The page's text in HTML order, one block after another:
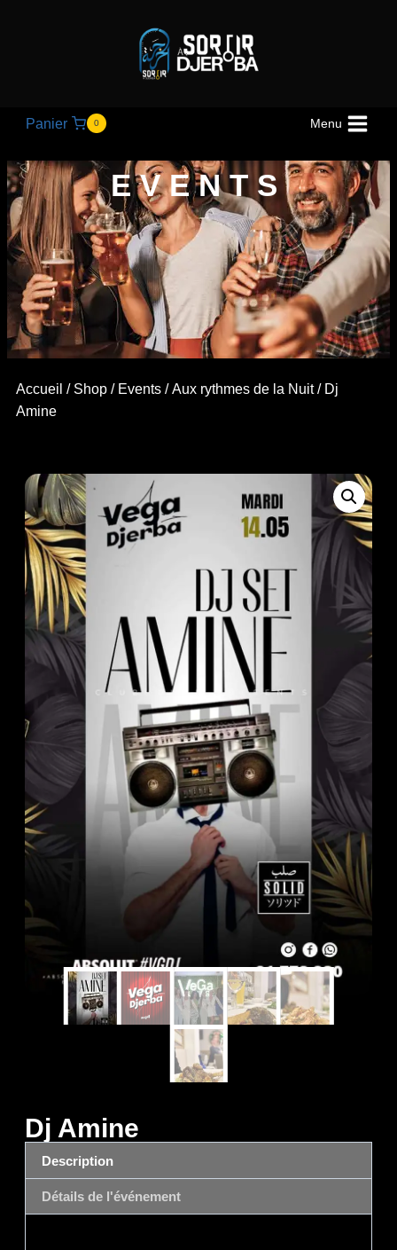
Panier 0 Menu
EVENTS
Accueil / Shop / Events /Aux rythmes de la Nuit/ Dj
Amine
Dj Amine
Description
Détails de l'événement